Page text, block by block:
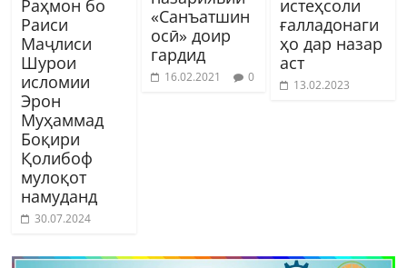
Раҳмон бо
Раиси
Маҷлиси
Шурои
исломии
Эрон
Муҳаммад
Боқири
Қолибоф
мулоқот
намуданд
30.07.2024
«Санъатшин
осӣ» доир
гардид
16.02.2021 0
истеҳсоли
ғалладонаги
ҳо дар назар
аст
13.02.2023